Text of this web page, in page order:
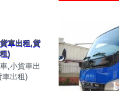
車出租,貨
)
,小貨車出
車出租)